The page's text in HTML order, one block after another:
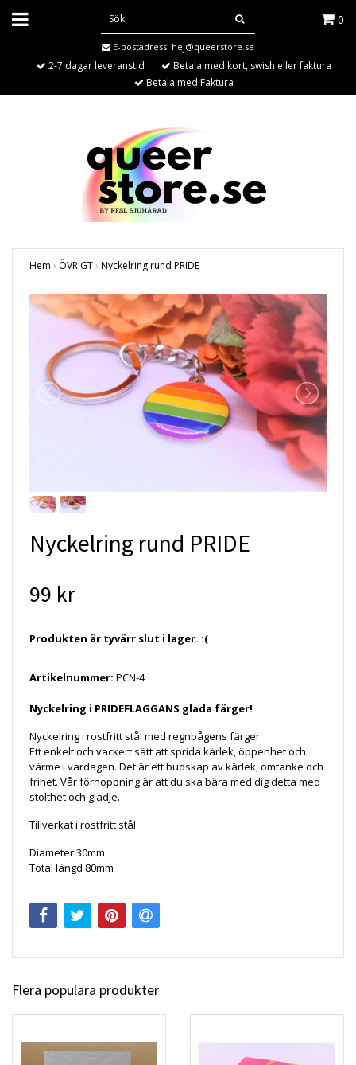
0
E-postadress: hej@queerstore.se
2-7 dagar leveranstid
Betala med kort, swish eller faktura
Betala med Faktura
Hem › ÖVRIGT› Nyckelring rund PRIDE
Nyckelring rund PRIDE
99 kr
Produkten är tyvärr slut i lager. :(
Artikelnummer: PCN-4
Nyckelring i PRIDEFLAGGANS glada färger!
Nyckelring i rostfritt stål med regnbågens färger.
Ett enkelt och vackert sätt att sprida kärlek, öppenhet och
värme i vardagen. Det är ett budskap av kärlek, omtanke och
frihet. Vår förhoppning är att du ska bära med dig detta med
stolthet och glädje.
Tillverkat i rostfritt stål
Diameter 30mm
Total längd 80mm
Flera populära produkter